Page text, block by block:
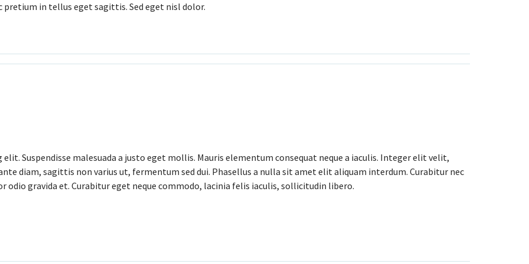
in tellus eget sagittis. Sed eget nisl dolor.
Suspendisse malesuada a justo eget mollis. Mauris elementum consequat neque a iaculis. Integer elit velit,
diam, sagittis non varius ut, fermentum sed dui. Phasellus a nulla sit amet elit aliquam interdum. Curabitur nec
odio gravida et. Curabitur eget neque commodo, lacinia felis iaculis, sollicitudin libero.